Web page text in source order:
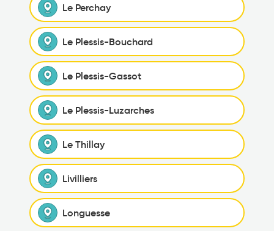
Le Perchay
Le Plessis-Bouchard
Le Plessis-Gassot
Le Plessis-Luzarches
Le Thillay
Livilliers
Longuesse